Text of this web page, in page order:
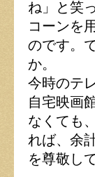
ね」と笑
コーンを
のです。
か。
今時のテ
自宅映画
なくても
れば、余
を尊敬し